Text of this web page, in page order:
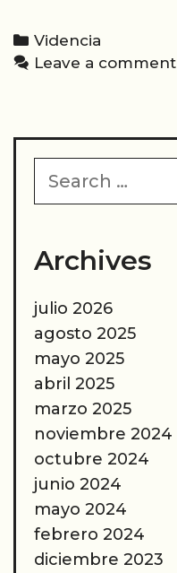
santería:
Cómo
por
uno
Categories
Videncia
Leave a comment
for:
Archives
julio 2026
agosto 2025
mayo 2025
abril 2025
marzo 2025
noviembre 2024
octubre 2024
junio 2024
mayo 2024
febrero 2024
diciembre 2023